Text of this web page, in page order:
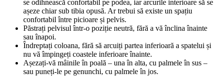
se odihnească confortabil pe podea, iar arcurile interioare să se
așeze chiar sub tibia opusă. Ar trebui să existe un spațiu
confortabil între picioare și pelvis.
Păstrați pelvisul într-o poziție neutră, fără a vă înclina înainte
sau înapoi.
Îndreptați coloana, fără să arcuiți partea inferioară a spatelui și
nu vă împingeți coastele inferioare înainte.
Așezați-vă mâinile în poală – una în alta, cu palmele în sus –
sau puneți-le pe genunchi, cu palmele în jos.